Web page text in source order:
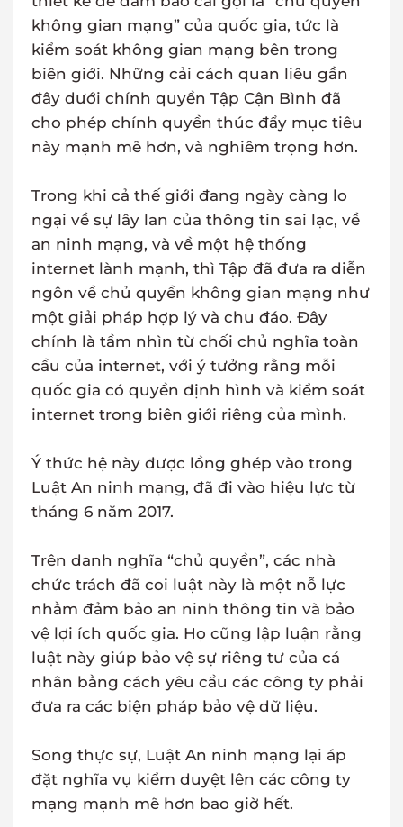
không gian mạng” của quốc gia, tức là
kiểm soát không gian mạng bên trong
biên giới. Những cải cách quan liêu gần
đây dưới chính quyền Tập Cận Bình đã
cho phép chính quyền thúc đẩy mục tiêu
này mạnh mẽ hơn, và nghiêm trọng hơn.
Trong khi cả thế giới đang ngày càng lo
ngại về sự lây lan của thông tin sai lạc, về
an ninh mạng, và về một hệ thống
internet lành mạnh, thì Tập đã đưa ra diễn
ngôn về chủ quyền không gian mạng như
một giải pháp hợp lý và chu đáo. Đây
chính là tầm nhìn từ chối chủ nghĩa toàn
cầu của internet, với ý tưởng rằng mỗi
quốc gia có quyền định hình và kiểm soát
internet trong biên giới riêng của mình.
Ý thức hệ này được lồng ghép vào trong
Luật An ninh mạng, đã đi vào hiệu lực từ
tháng 6 năm 2017.
Trên danh nghĩa “chủ quyền”, các nhà
chức trách đã coi luật này là một nỗ lực
nhằm đảm bảo an ninh thông tin và bảo
vệ lợi ích quốc gia. Họ cũng lập luận rằng
luật này giúp bảo vệ sự riêng tư của cá
nhân bằng cách yêu cầu các công ty phải
đưa ra các biện pháp bảo vệ dữ liệu.
Song thực sự, Luật An ninh mạng lại áp
đặt nghĩa vụ kiểm duyệt lên các công ty
mạng mạnh mẽ hơn bao giờ hết.